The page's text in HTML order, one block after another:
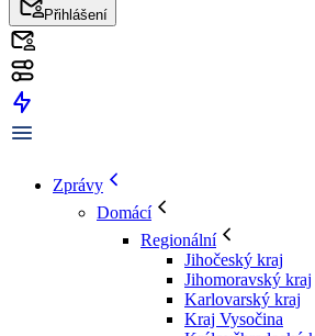
Přihlášení
Zprávy
Domácí
Regionální
Jihočeský kraj
Jihomoravský kraj
Karlovarský kraj
Kraj Vysočina